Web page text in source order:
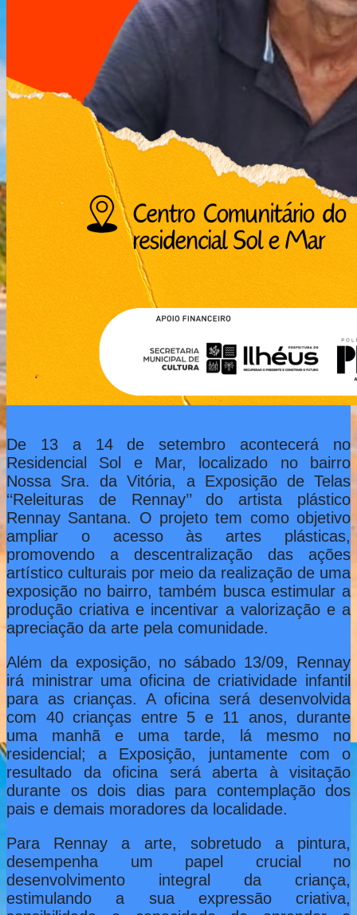
De 13 a 14 de setembro acontecerá no
Residencial Sol e Mar, localizado no bairro
Nossa Sra. da Vitória, a Exposição de Telas
‘‘Releituras de Rennay’’ do artista plástico
Rennay Santana. O projeto tem como objetivo
ampliar o acesso às artes plásticas,
promovendo a descentralização das ações
artístico culturais por meio da realização de uma
exposição no bairro, também busca estimular a
produção criativa e incentivar a valorização e a
apreciação da arte pela comunidade.
Além da exposição, no sábado 13/09, Rennay
irá ministrar uma oficina de criatividade infantil
para as crianças. A oficina será desenvolvida
com 40 crianças entre 5 e 11 anos, durante
uma manhã e uma tarde, lá mesmo no
residencial; a Exposição, juntamente com o
resultado da oficina será aberta à visitação
durante os dois dias para contemplação dos
pais e demais moradores da localidade.
Para Rennay a arte, sobretudo a pintura,
desempenha um papel crucial no
desenvolvimento integral da criança,
estimulando a sua expressão criativa,